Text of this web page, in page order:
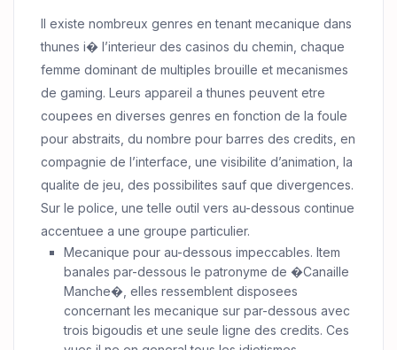
Il existe nombreux genres en tenant mecanique dans
thunes i� l’interieur des casinos du chemin, chaque
femme dominant de multiples brouille et mecanismes
de gaming. Leurs appareil a thunes peuvent etre
coupees en diverses genres en fonction de la foule
pour abstraits, du nombre pour barres des credits, en
compagnie de l’interface, une visibilite d’animation, la
qualite de jeu, des possibilites sauf que divergences.
Sur le police, une telle outil vers au-dessous continue
accentuee a une groupe particulier.
Mecanique pour au-dessous impeccables. Item
banales par-dessous le patronyme de �Canaille
Manche�, elles ressemblent disposees
concernant les mecanique sur par-dessous avec
trois bigoudis et une seule ligne des credits. Ces